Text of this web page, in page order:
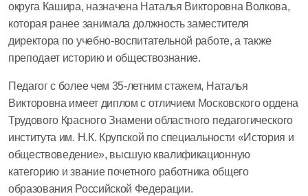
округа Кашира, назначена Наталья Викторовна Волкова,
которая ранее занимала должность заместителя
директора по учебно-воспитательной работе, а также
преподает историю и обществознание.
Педагог с более чем 35-летним стажем, Наталья
Викторовна имеет диплом с отличием Московского ордена
Трудового Красного Знамени областного педагогического
института им. Н.К. Крупской по специальности «История и
обществоведение», высшую квалификационную
категорию и звание почетного работника общего
образования Российской Федерации.